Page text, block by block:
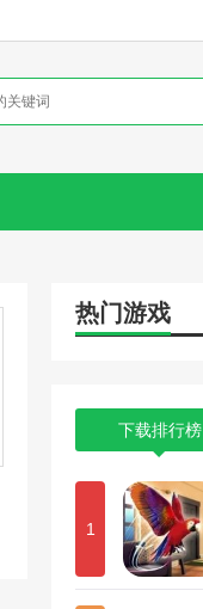
热门游戏
下载排行榜
1